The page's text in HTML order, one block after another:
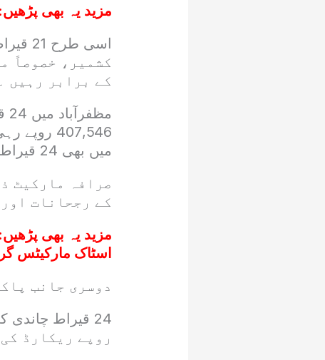
مزید یہ بھی پڑھیں:
کشمیر، خصوصاً
کے برابر رہیں ۔
407,546
میں بھی 24 قیراط سونے کی فی تولہ قیمت 475,362 روپے برقرار رہی ۔
صرافہ مارکیٹ
کے رجحانات
مزید یہ بھی پڑھیں:
اسٹاک مارکیٹس
دوسری جانب
روپے ریکارڈ